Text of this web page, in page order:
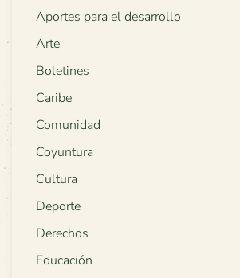
Aportes para el desarrollo
Arte
Boletines
Caribe
Comunidad
Coyuntura
Cultura
Deporte
Derechos
Educación